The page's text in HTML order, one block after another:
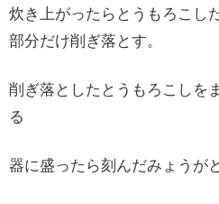
炊き上がったらとうもろこし
部分だけ削ぎ落とす。
削ぎ落としたとうもろこしを
る
器に盛ったら刻んだみょうが